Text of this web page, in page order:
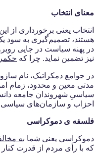
معنای انتخاب
انتخاب یعنی برخورداری از
هستند، تصمیم‌گیری به سود یک
در پهنه‌ سیاست در جایی
نیز تضمین نماید. چرا که
در جوامع دمکراتیک، نام
مدتی معین و محدود، زمام
سیاسیِ شهروندان جامعه
احزاب و سازمان‌های سیاسی
فلسفه ی دموکراسى
دموکراسى یعنى شما به
که با رأى مردم از قدرت